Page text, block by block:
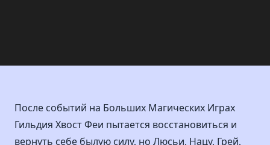
После событий на Больших Магических Играх
Гильдия Хвост Феи пытается восстановиться и
вернуть себе былую силу, но Люсьи, Нацу, Грей,